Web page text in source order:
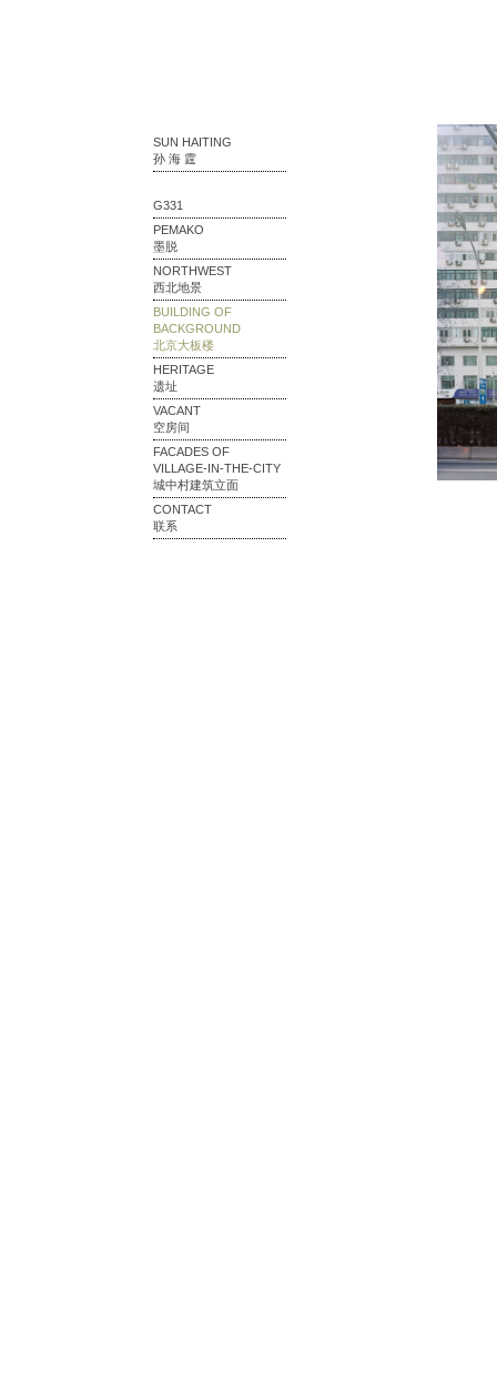
SUN HAITING
孙 海 霆
G331
PEMAKO
墨脱
NORTHWEST
西北地景
BUILDING OF
BACKGROUND
北京大板楼
HERITAGE
遗址
VACANT
空房间
FACADES OF
VILLAGE-IN-THE-CITY
城中村建筑立面
CONTACT
联系